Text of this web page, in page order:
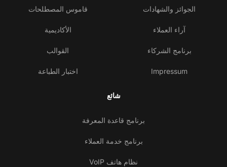
الجوائز والشهادات
آراء العملاء
برنامج الشركاء
Impressum
قاموس المصطلحات
الأكاديمية
القوالب
اختبار الطباعة
شائع
برنامج قاعدة المعرفة
برنامج خدمة العملاء
نظام هاتف VoIP